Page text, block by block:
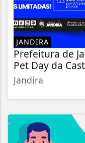
JANDIRA
Prefeitura de
Pet Day da
Jandira